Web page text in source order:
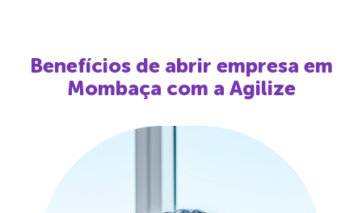
Benefícios de abrir empresa em
Mombaça com a Agilize